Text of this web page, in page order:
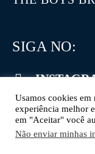
SIGA NO:
YOUTUBE
Usamos cookies em
experiência melhor
em "Aceitar" você
Não enviar minhas